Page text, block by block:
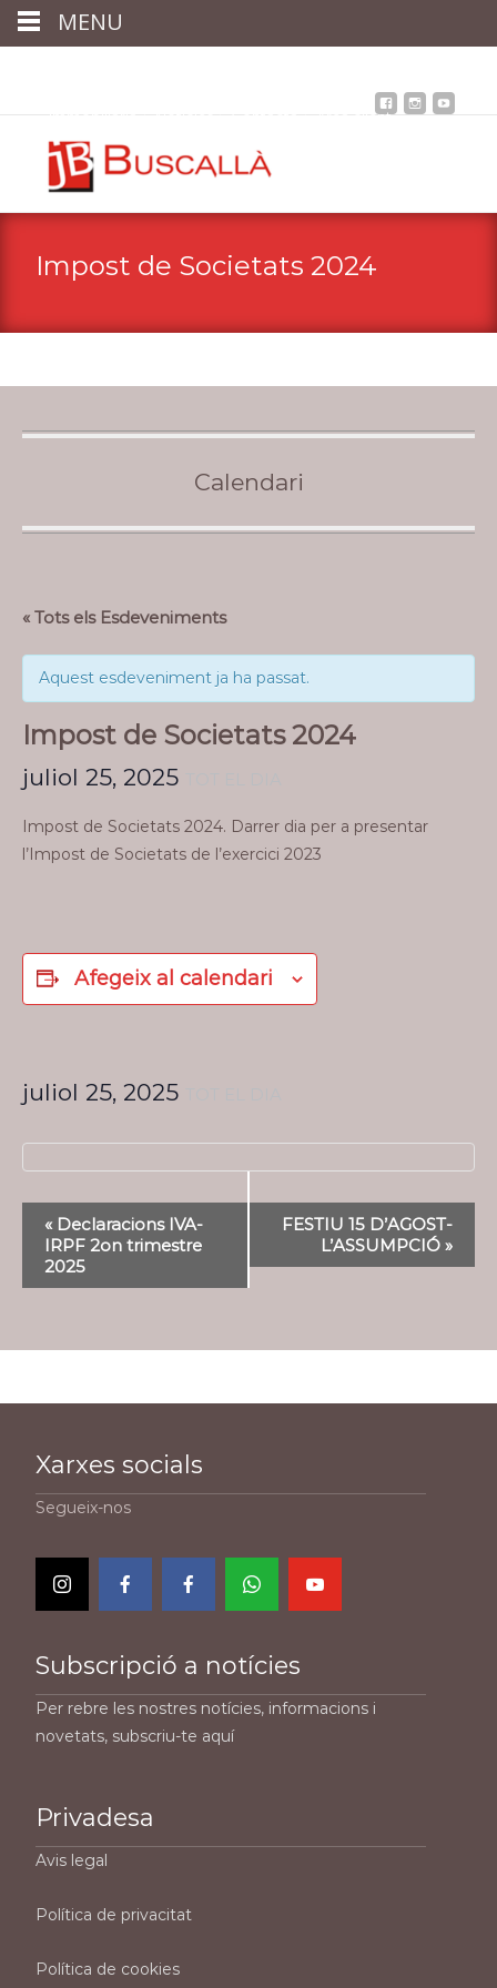
Immobiliària Notícies Contacta Àrea client
Impost de Societats 2024
Calendari
« Tots els Esdeveniments
Aquest esdeveniment ja ha passat.
Impost de Societats 2024
juliol 25, 2025
Impost de Societats 2024. Darrer dia per a presentar
l’Impost de Societats de l’exercici 2023
Afegeix al calendari
juliol 25, 2025
Navegació
d'Esdeveniment
«Declaracions IVA-
IRPF 2on trimestre
2025
FESTIU 15 D’AGOST-
L’ASSUMPCIÓ »
Xarxes socials
Segueix-nos
Subscripció a notícies
Per rebre les nostres notícies, informacions i
novetats, subscriu-te aquí
Privadesa
Avis legal
Política de privacitat
Política de cookies
MENU